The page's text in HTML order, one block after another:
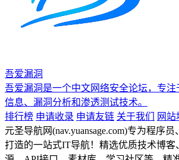
吾爱漏洞
吾爱漏洞是一个中文网络安全论坛，专注
信息、漏洞分析和渗透测试技术。
排行榜 申请收录 申请友链 关于我们
网站
元圣导航网(nav.yuansage.com)专为程序
打造的一站式IT导航！精选优质技术博客